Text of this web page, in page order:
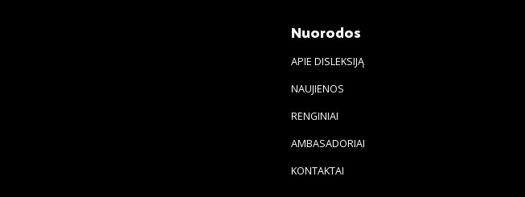
Nuorodos
APIE DISLEKSIJĄ
NAUJIENOS
RENGINIAI
AMBASADORIAI
KONTAKTAI